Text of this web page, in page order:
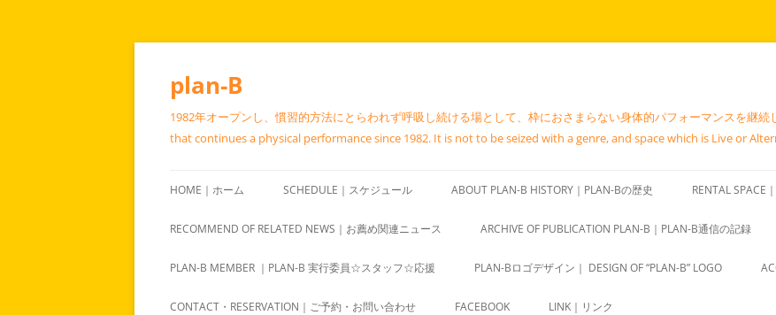
コ
ン
ツ
へ
ス
キ
ッ
plan-B
1982年オープンし、慣習的方法にとらわれず呼吸し続ける場として、枠におさまらない身体的パフォーマンスを継
that continues a physical performance since 1982. It is not to be seized with a genre, and space which is Live or
HOME｜ホーム SCHEDULE｜スケジュール ABOUT PLAN-B HISTORY｜PLAN-Bの歴史 RENTAL SPACE
RECOMMEND OF RELATED NEWS｜お薦め関連ニュース ARCHIVE OF PUBLICATION PLAN-B｜PLAN-B通信の記録
PLAN-B MEMBER ｜PLAN-B 実行委員☆スタッフ☆応援 PLAN-Bロゴデザイン｜ DESIGN OF “PLAN-B” LOGO
CONTACT・RESERVATION｜ご予約・お問い合わせ FACEBOOK LINK｜リンク